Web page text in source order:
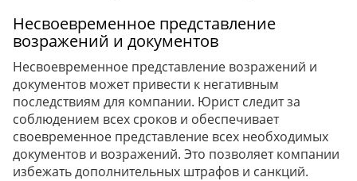
Несвоевременное представление
возражений и документов
Несвоевременное представление возражений и
документов может привести к негативным
последствиям для компании. Юрист следит за
соблюдением всех сроков и обеспечивает
своевременное представление всех необходимых
документов и возражений. Это позволяет компании
избежать дополнительных штрафов и санкций.